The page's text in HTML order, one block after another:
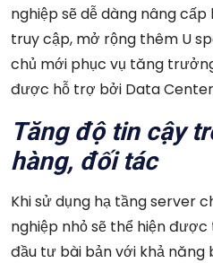
nghiệp sẽ dễ dàng nâng
truy cập, mở rộng thêm U
chủ mới phục vụ tăng
được hỗ trợ bởi Data
Tăng độ tin cậy
hàng, đối tác
Khi sử dụng hạ tầng server
nghiệp nhỏ sẽ thể hiện
đầu tư bài bản với khả năng